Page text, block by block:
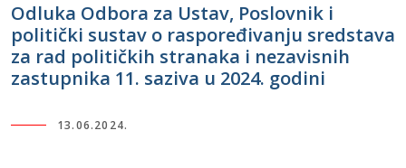
Odluka Odbora za Ustav, Poslovnik i
politički sustav o raspoređivanju sredstava
za rad političkih stranaka i nezavisnih
zastupnika 11. saziva u 2024. godini
13.06.2024.